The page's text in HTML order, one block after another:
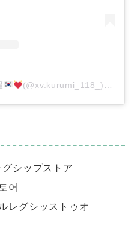
(@xv.kurumi_118_)がシェアした投稿
シップストア
어
レグシッストゥオ